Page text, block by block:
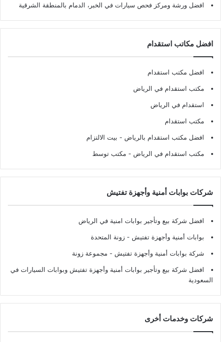
افضل ورشة ومركز فحص سيارات في الخبر، الدمام بالمنطقة الشرقية
افضل مكاتب استقدام
افضل مكتب استقدام
مكتب استقدام في الرياض
استقدام في الرياض
مكتب استقدام
افضل مكتب استقدام بالرياض - بيت الالتزام
مكتب استقدام في الرياض - مكتب توسط
شركات بوابات أمنية وأجهزة تفتيش
افضل شركة بيع وتأجير بوابات امنية في الرياض
بوابات أمنية وأجهزة تفتيش - زونة المتحدة
شركة بوابات أمنية وأجهزة تفتيش - مجموعة زونة
افضل شركة بيع وتأجير بوابات أمنية وأجهزة تفتيش وبوابات السيارات في
السعودية
شركات وخدمات أخرى